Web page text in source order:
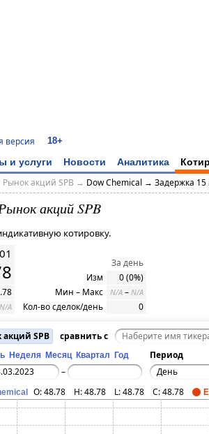
версия 18+
и услуги Новости Аналитика
акций SPB → Dow Chemical → Задержка
акций SPB
котировку.
N/A
За день
Изм
0 (0%)
Мин – Макс
N/A – N/A
Кол-во сделок/день 0
акций SPB
сравнить с
Неделя Месяц Квартал Год Период
– День
O:48.78 H:48.78 L:48.78 C:48.78